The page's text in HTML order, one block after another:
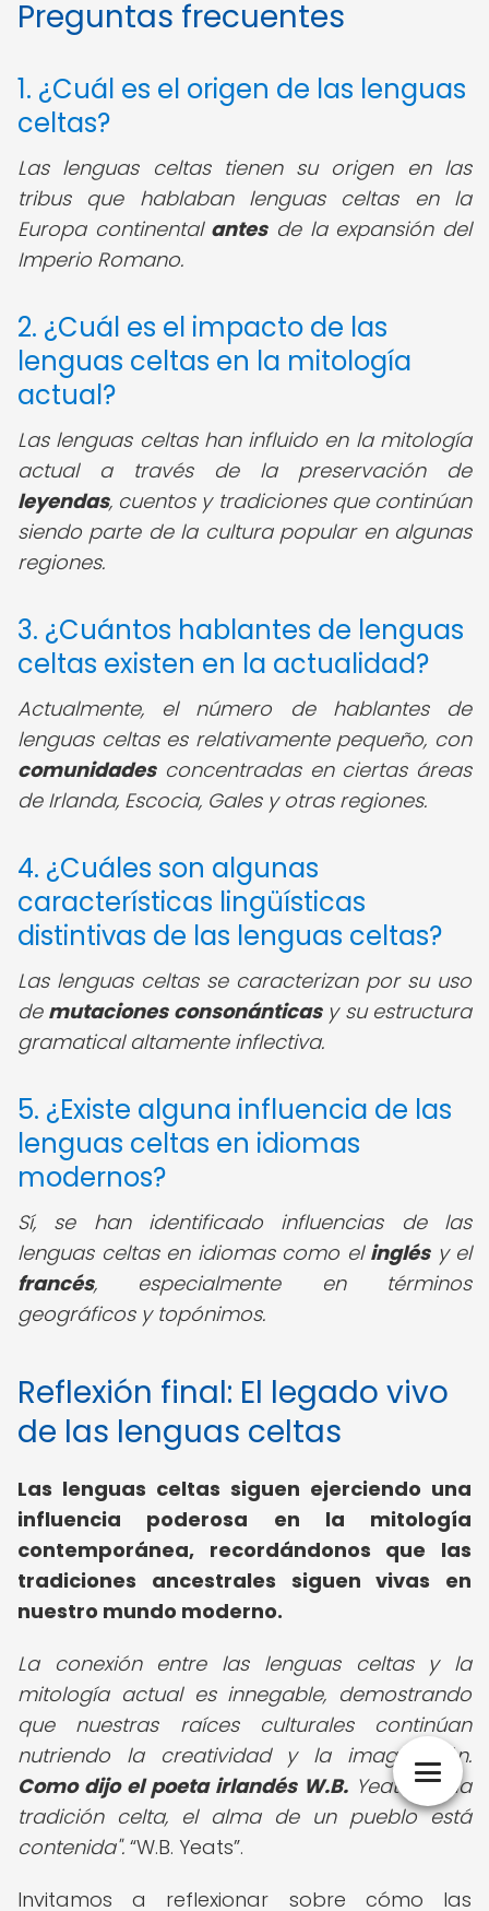
Preguntas frecuentes
1. ¿Cuál es el origen de las lenguas
celtas?
Las lenguas celtas tienen su origen en las
tribus que hablaban lenguas celtas en la
Europa continental antesde la expansión del
Imperio Romano.
2. ¿Cuál es el impacto de las
lenguas celtas en la mitología
actual?
Las lenguas celtas han influido en la mitología
actual a través de la preservación de
leyendas, cuentos y tradiciones que continúan
siendo parte de la cultura popular en algunas
regiones.
3. ¿Cuántos hablantes de lenguas
celtas existen en la actualidad?
Actualmente, el número de hablantes de
lenguas celtas es relativamente pequeño, con
comunidadesconcentradas en ciertas áreas
de Irlanda, Escocia, Gales y otras regiones.
4. ¿Cuáles son algunas
características lingüísticas
distintivas de las lenguas celtas?
Las lenguas celtas se caracterizan por su uso
de mutaciones consonánticasy su estructura
gramatical altamente inflectiva.
5. ¿Existe alguna influencia de las
lenguas celtas en idiomas
modernos?
Sí, se han identificado influencias de las
lenguas celtas en idiomas como el inglésy el
francés, especialmente en términos
geográficos y topónimos.
Reflexión final: El legado vivo
de las lenguas celtas
Las lenguas celtas siguen ejerciendo una
influencia poderosa en la mitología
contemporánea, recordándonos que las
tradiciones ancestrales siguen vivas en
nuestro mundo moderno.
La conexión entre las lenguas celtas y la
mitología actual es innegable, demostrando
que nuestras raíces culturales continúan
nutriendo la creatividad y la imaginación.
Como dijo el poeta irlandés W.B. Yeats, "En la
tradición celta, el alma de un pueblo está
contenida". W.B. Yeats .
Invitamos a reflexionar sobre cómo las